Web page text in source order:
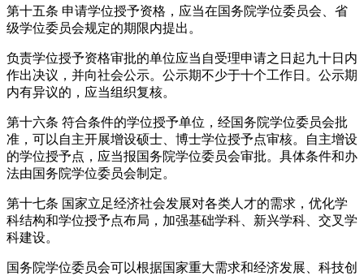
第十五条 申请学位授予资格，应当在国务院学位委员会、省
级学位委员会规定的期限内提出。
负责学位授予资格审批的单位应当自受理申请之日起九十日内
作出决议，并向社会公示。公示期不少于十个工作日。公示期
内有异议的，应当组织复核。
第十六条 符合条件的学位授予单位，经国务院学位委员会批
准，可以自主开展增设硕士、博士学位授予点审核。自主增设
的学位授予点，应当报国务院学位委员会审批。具体条件和办
法由国务院学位委员会制定。
第十七条 国家立足经济社会发展对各类人才的需求，优化学
科结构和学位授予点布局，加强基础学科、新兴学科、交叉学
科建设。
国务院学位委员会可以根据国家重大需求和经济发展、科技创